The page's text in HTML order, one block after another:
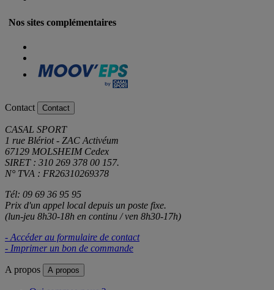
Nos sites complémentaires
Contact Contact
CASAL SPORT
1 rue Blériot - ZAC Activéum
67129 MOLSHEIM Cedex
SIRET : 310 269 378 00 157.
N° TVA : FR26310269378
Tél: 09 69 36 95 95
Prix d'un appel local depuis un poste fixe.
(lun-jeu 8h30-18h en continu / ven 8h30-17h)
- Accéder au formulaire de contact
- Imprimer un bon de commande
A propos A propos